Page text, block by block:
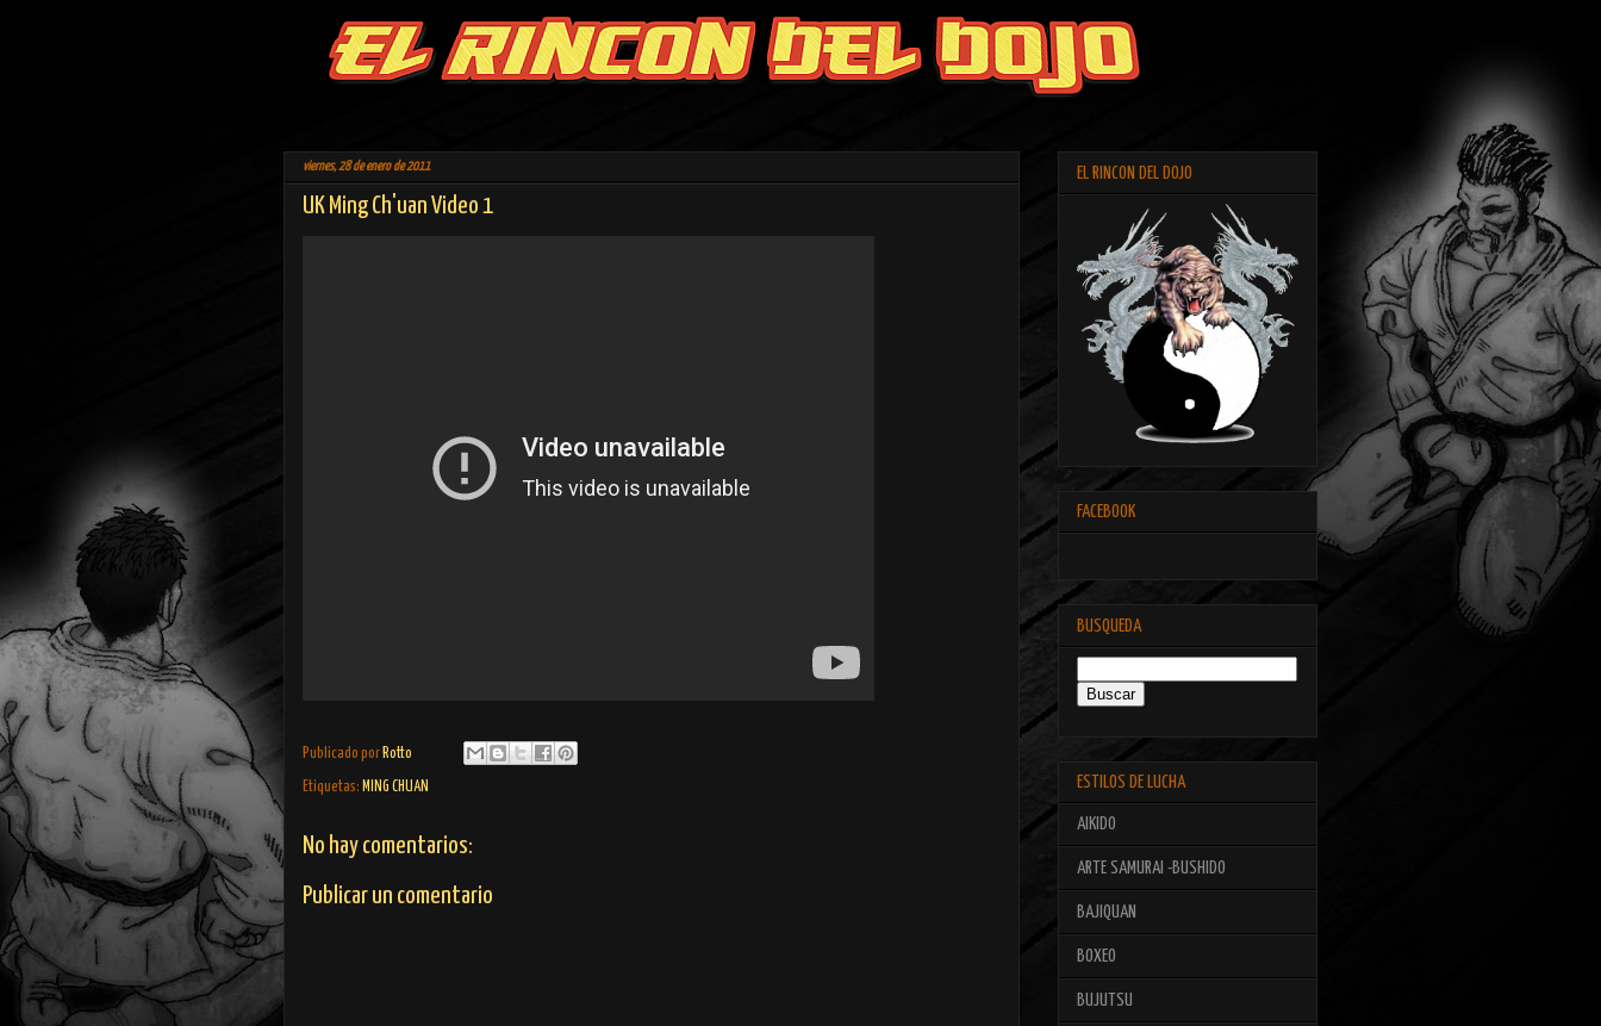
viernes, 28 de enero de 2011
UK Ming Ch'uan Video 1
Publicado porRotto
Etiquetas: MING CHUAN
No hay comentarios:
Publicar un comentario
EL RINCON DEL DOJO
FACEBOOK
BUSQUEDA
ESTILOS DE LUCHA
AIKIDO
ARTE SAMURAI -BUSHIDO
BAJIQUAN
BOXEO
BUJUTSU